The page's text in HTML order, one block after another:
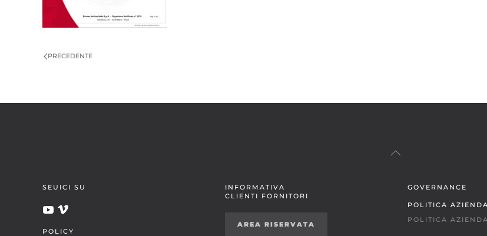
PRECEDENTE
SEUICI SU
POLICY
INFORMATIVA
CLIENTI FORNITORI
AREA RISERVATA
GOVERNANCE
POLITICA
POLITICA